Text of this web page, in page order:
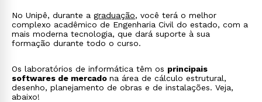
No Unipê, durante a graduação, você terá o melhor
complexo acadêmico de Engenharia Civil do estado, com a
mais moderna tecnologia, que dará suporte à sua
formação durante todo o curso.
Os laboratórios de informática têm os principais
softwares de mercado na área de cálculo estrutural,
desenho, planejamento de obras e de instalações. Veja,
abaixo!